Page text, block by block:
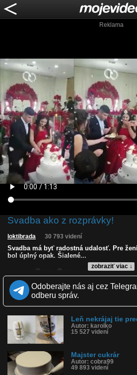
Reklama
Svadba ako z rozprávky!
zobraziť viac ↓
loktibrada 30 793 videní
Svadba má byť radostná udalosť. Pre
bol úplný opak. Šialené...
Zverejnené: 15.12.2019 17:33
Páči sa: 20% (49 hlasov)
Obľúbené: 8
Komentárov: 99
Kategória: ľudia
Tagy: svadba, ženích, torta, nervy,
História sledovanosti videa:
Odoberajte nás aj cez
odberu správ.
Leň nekrájaj tie
Autor: karolko
15 527 videní
Majster cukrár
Autor: cobra99
49 893 videní